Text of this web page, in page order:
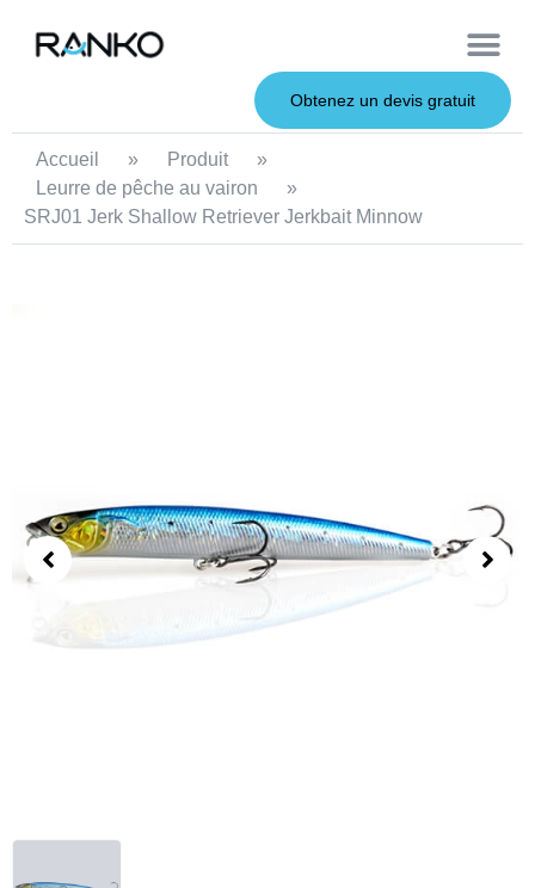
Obtenez un devis gratuit
Accueil » Produit
»
Leurre de pêche au vairon
»
SRJ01 Jerk Shallow Retriever Jerkbait Minnow